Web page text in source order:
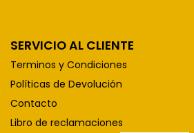
SERVICIO AL CLIENTE
Terminos y Condiciones
Políticas de Devolución
Contacto
Libro de reclamaciones